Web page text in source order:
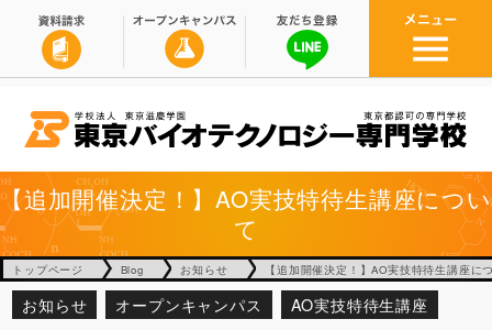
【追加開催決定！】AO実技特待生講座につい
て
トップページ Blog お知らせ 【追加開催決定！】AO実技特待生講座に
お知らせ オープンキャンパス AO実技特待生講座